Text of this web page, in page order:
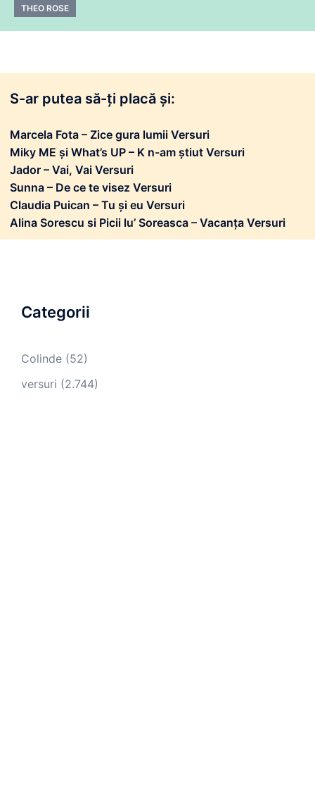
THEO ROSE
S-ar putea să-ți placă și:
Marcela Fota – Zice gura lumii Versuri
Miky ME și What’s UP – K n-am știut Versuri
Jador – Vai, Vai Versuri
Sunna – De ce te visez Versuri
Claudia Puican – Tu și eu Versuri
Alina Sorescu si Picii lu’ Soreasca – Vacanța Versuri
Categorii
Colinde (52)
versuri (2.744)